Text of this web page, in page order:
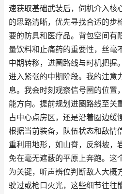
速获取基础武装后，伺机介入核
的思路清晰，优先寻找合适的步
要的防具和医疗品。背包空间有
量饮料和止痛药的重要性，丝毫
中期转移，进圈路线与时机把握
进入紧张的中期阶段。我的注意
息。我会时刻观察信号圈的位置
能方向。提前规划进圈路线至关
占中心点房区，还是沿着圈边缓
根据当前装备，队伍状态和敌情
重利用地形，如山脊，反斜坡，
免在毫无遮蔽的平原上奔跑。这
为关键，听声辨位判断敌人大概
驶过或枪口火光，这些细节往往